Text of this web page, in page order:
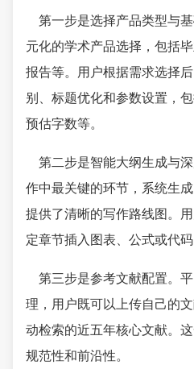
第一步是选择产品类型与
元化的学术产品选择，包括
报告等。用户根据需求选择
别、标题优化和参数设置，
预估字数等。
第二步是智能大纲生成与
作中最关键的环节，系统生
提供了清晰的写作路线图。
定章节插入图表、公式或代
第三步是参考文献配置。
理，用户既可以上传自己的
动检索的近五年核心文献。
规范性和前沿性。